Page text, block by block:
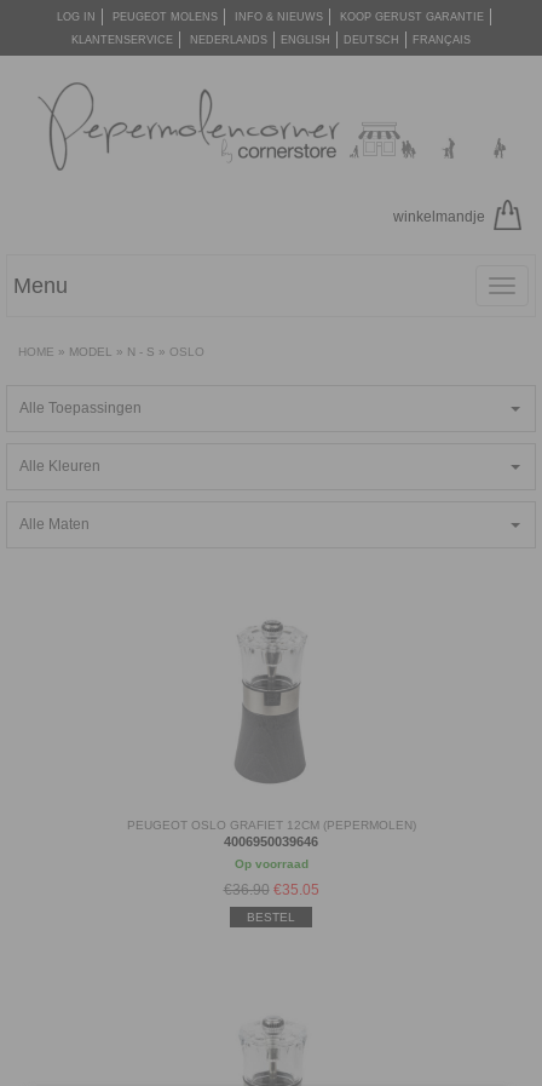
LOG IN PEUGEOT MOLENS INFO & NIEUWS
KOOP GERUST GARANTIE
KLANTENSERVICE
NEDERLANDS ENGLISH DEUTSCH FRANÇAIS
winkelmandje
Menu
HOME » MODEL » N - S » OSLO
Alle Toepassingen
Alle Kleuren
Alle Maten
PEUGEOT OSLO GRAFIET 12CM (PEPERMOLEN)
4006950039646
Op voorraad
€36.90 €35.05
BESTEL